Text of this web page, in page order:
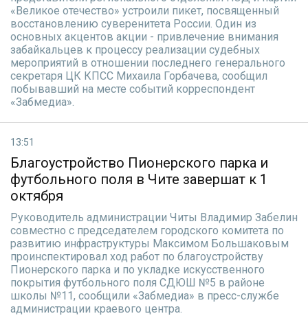
«Великое отечество» устроили пикет, посвященный
восстановлению суверенитета России. Один из
основных акцентов акции - привлечение внимания
забайкальцев к процессу реализации судебных
мероприятий в отношении последнего генерального
секретаря ЦК КПСС Михаила Горбачева, сообщил
побывавший на месте событий корреспондент
«Забмедиа».
13:51
Благоустройство Пионерского парка и
футбольного поля в Чите завершат к 1
октября
Руководитель администрации Читы Владимир Забелин
совместно с председателем городского комитета по
развитию инфраструктуры Максимом Большаковым
проинспектировал ход работ по благоустройству
Пионерского парка и по укладке искусственного
покрытия футбольного поля СДЮШ №5 в районе
школы №11, сообщили «Забмедиа» в пресс-службе
администрации краевого центра.